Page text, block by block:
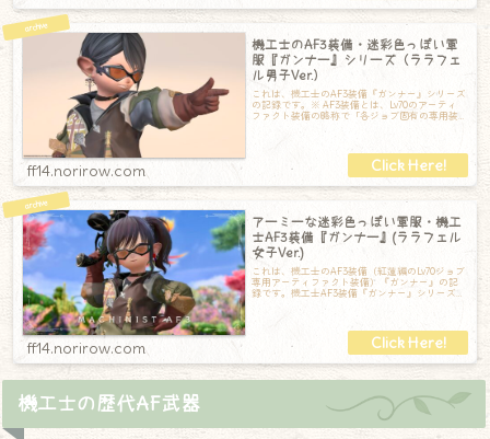
機工士のAF3装備・迷彩色っぽい軍
服『ガンナー』シリーズ（ララフェ
ル男子Ver.）
これは、機工士のAF3装備『ガンナー』シリーズ
の記録です。※ AF3装備とは、Lv70のアーティ
ファクト装備の略称で「各ジョブ固有の専用装
ff14.norirow.com
アーミーな迷彩色っぽい軍服・機工
士AF3装備『ガンナー』(ララフェル
女子Ver.)
これは、機工士のAF3装備（紅蓮編のLv70ジョブ
専用アーティファクト装備）『ガンナー』の記
録です。機工士AF3装備『ガンナー』シリーズ
ff14.norirow.com
機工士の歴代AF武器